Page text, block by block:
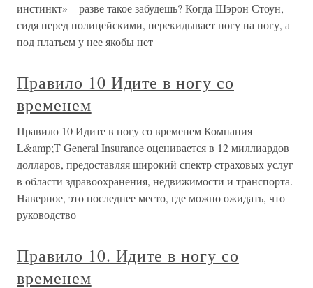
инстинкт» – разве такое забудешь? Когда Шэрон Стоун,
сидя перед полицейскими, перекидывает ногу на ногу, а
под платьем у нее якобы нет
Правило 10 Идите в ногу со
временем
Правило 10 Идите в ногу со временем Компания
L&amp;T General Insurance оценивается в 12 миллиардов
долларов, предоставляя широкий спектр страховых услуг
в области здравоохранения, недвижимости и транспорта.
Наверное, это последнее место, где можно ожидать, что
руководство
Правило 10. Идите в ногу со
временем